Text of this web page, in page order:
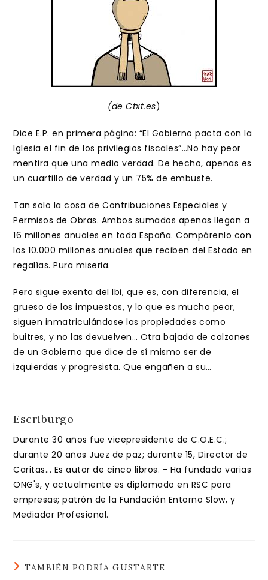
(de Ctxt.es)
Dice E.P. en primera página: “El Gobierno pacta con la
Iglesia el fin de los privilegios fiscales”…No hay peor
mentira que una medio verdad. De hecho, apenas es
un cuartillo de verdad y un 75% de embuste.
Tan solo la cosa de Contribuciones Especiales y
Permisos de Obras. Ambos sumados apenas llegan a
16 millones anuales en toda España. Compárenlo con
los 10.000 millones anuales que reciben del Estado en
regalías. Pura miseria.
Pero sigue exenta del Ibi, que es, con diferencia, el
grueso de los impuestos, y lo que es mucho peor,
siguen inmatriculándose las propiedades como
buitres, y no las devuelven… Otra bajada de calzones
de un Gobierno que dice de sí mismo ser de
izquierdas y progresista. Que engañen a su…
Escriburgo
Durante 30 años fue vicepresidente de C.O.E.C.;
durante 20 años Juez de paz; durante 15, Director de
Caritas... Es autor de cinco libros. - Ha fundado varias
ONG's, y actualmente es diplomado en RSC para
empresas; patrón de la Fundación Entorno Slow, y
Mediador Profesional.
TAMBIÉN PODRÍA GUSTARTE